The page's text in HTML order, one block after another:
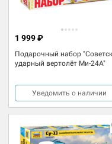
Подарочный набор
ударный вертолёт Ми-24А"
1 999 ₽
Уведомить о наличии